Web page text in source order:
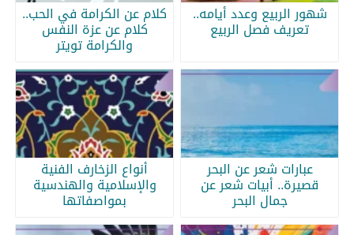
شهور الربيع وعدد أيامه..
تعريف فصل الربيع
كلام عن الكرامة في الحب..
كلام عن عزة النفس
والكرامة تويتر
عبارات شعر عن البحر
قصيرة.. أبيات شعر عن
جمال البحر
أنواع الزخارف الفنية
والإسلامية والهندسية
بمواصفاتها